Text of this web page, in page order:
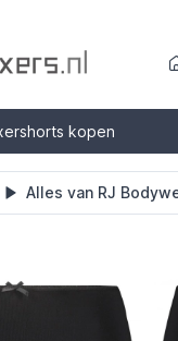
kopen
Alles van RJ